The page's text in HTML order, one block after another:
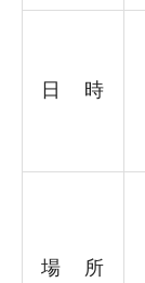
日 時
場 所